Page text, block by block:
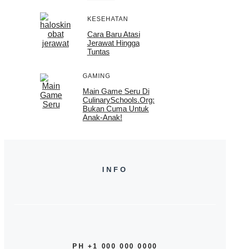
KESEHATAN
Cara Baru Atasi
Jerawat Hingga
Tuntas
GAMING
Main Game Seru Di
CulinarySchools.org:
Bukan Cuma Untuk
Anak-Anak!
INFO
PH +1 000 000 0000